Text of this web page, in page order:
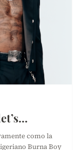
como la
Burna Boy